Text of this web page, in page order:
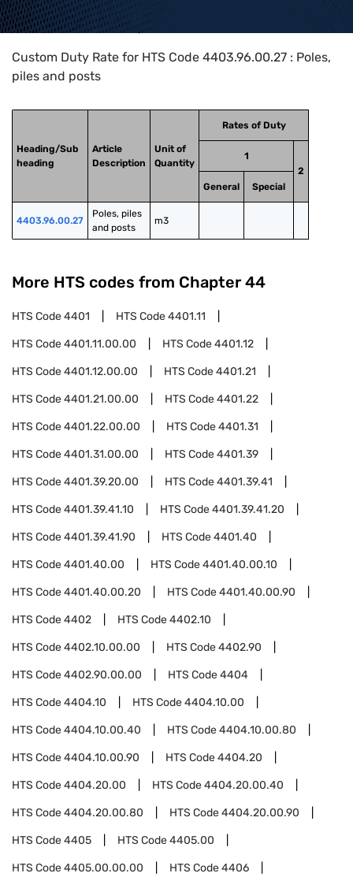
Home>HTS Codes> Chapter
Custom Duty Rate for HTS Code 4403.96.00.27 : Poles,
piles and posts
Heading/Sub
heading
Article
Description
Unit of
Quantity
Rates of Duty
1
2
General
Special
4403.96.00.27
Poles, piles
and posts
m3
More HTS codes from Chapter 44
HTS Code4401 HTS Code4401.11
HTS Code4401.11.00.00 HTS Code4401.12
HTS Code4401.12.00.00 HTS Code4401.21
HTS Code4401.21.00.00 HTS Code4401.22
HTS Code4401.22.00.00 HTS Code4401.31
HTS Code4401.31.00.00 HTS Code4401.39
HTS Code4401.39.20.00 HTS Code4401.39.41
HTS Code4401.39.41.10 HTS Code4401.39.41.20
HTS Code4401.39.41.90 HTS Code4401.40
HTS Code4401.40.00 HTS Code4401.40.00.10
HTS Code4401.40.00.20 HTS Code4401.40.00.90
HTS Code4402 HTS Code4402.10
HTS Code4402.10.00.00 HTS Code4402.90
HTS Code4402.90.00.00 HTS Code4404
HTS Code4404.10 HTS Code4404.10.00
HTS Code4404.10.00.40 HTS Code4404.10.00.80
HTS Code4404.10.00.90 HTS Code4404.20
HTS Code4404.20.00 HTS Code4404.20.00.40
HTS Code4404.20.00.80 HTS Code4404.20.00.90
HTS Code4405 HTS Code4405.00
HTS Code4405.00.00.00 HTS Code4406